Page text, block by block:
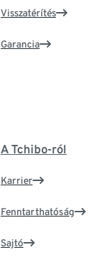
Visszatérítés
Garancia
A Tchibo-ról
Karrier
Fenntarthatóság
Sajtó